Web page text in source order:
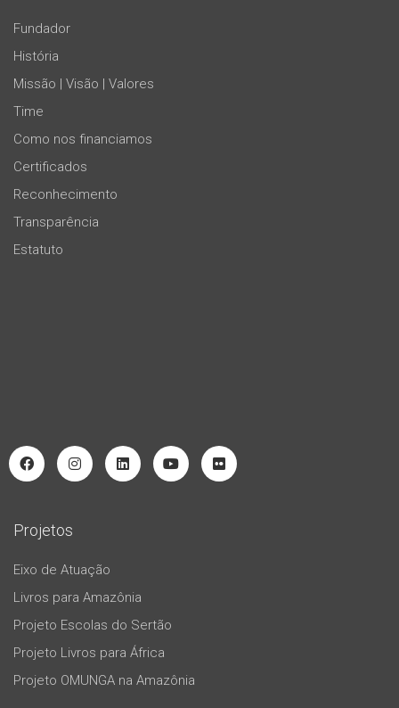
Fundador
História
Missão | Visão | Valores
Time
Como nos financiamos
Certificados
Reconhecimento
Transparência
Estatuto
Projetos
Eixo de Atuação
Livros para Amazônia
Projeto Escolas do Sertão
Projeto Livros para África
Projeto OMUNGA na Amazônia